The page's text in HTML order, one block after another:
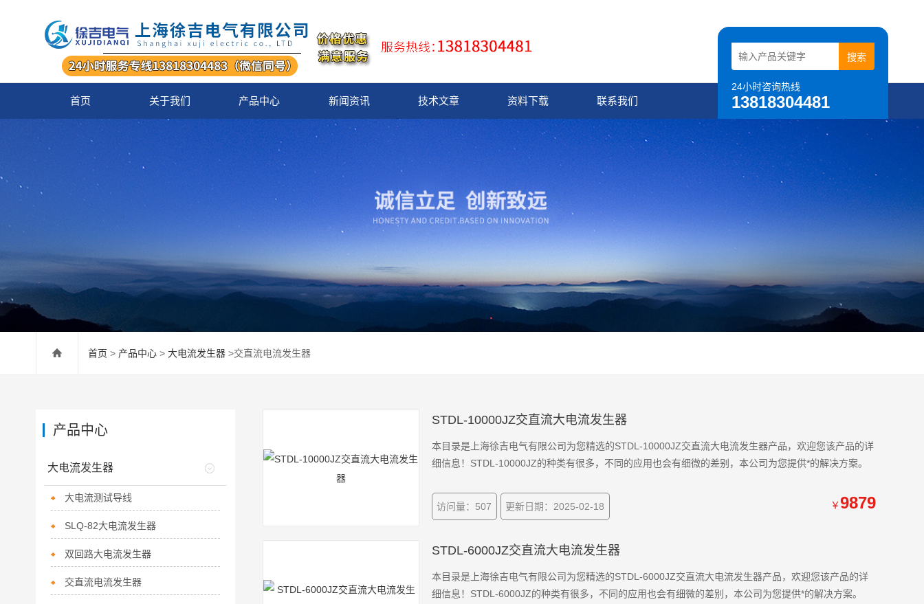
24小时咨询热线
13818304481
首页 关于我们 产品中心 新闻资讯 技术文章 资料下载 联系我们
首页 > 产品中心 > 大电流发生器 >交直流电流发生器
产品中心
大电流发生器
大电流测试导线
SLQ-82大电流发生器
双回路大电流发生器
交直流电流发生器
STDL-10000JZ交直流大电流发生器
本目录是上海徐吉电气有限公司为您精选的STDL-10000JZ交直流大电流发生器产品，欢迎您该产品的详
细信息！STDL-10000JZ的种类有很多，不同的应用也会有细微的差别，本公司为您提供*的解决方案。
访问量：507 更新日期：2025-02-18 ￥9879
STDL-6000JZ交直流大电流发生器
本目录是上海徐吉电气有限公司为您精选的STDL-6000JZ交直流大电流发生器产品，欢迎您该产品的详
细信息！STDL-6000JZ的种类有很多，不同的应用也会有细微的差别，本公司为您提供*的解决方案。